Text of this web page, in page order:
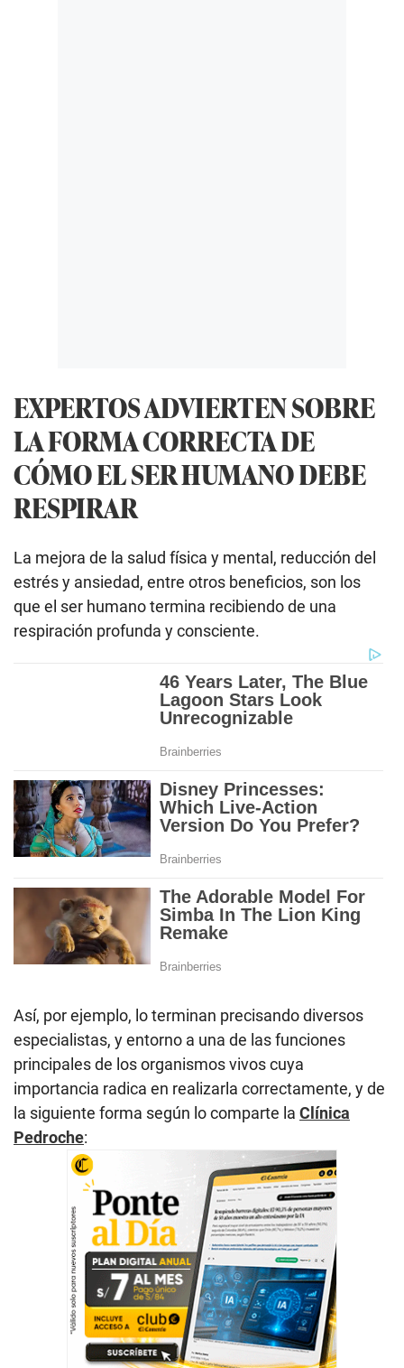
EXPERTOS ADVIERTEN SOBRE
LA FORMA CORRECTA DE
CÓMO EL SER HUMANO DEBE
RESPIRAR
La mejora de la salud física y mental, reducción del
estrés y ansiedad, entre otros beneficios, son los
que el ser humano termina recibiendo de una
respiración profunda y consciente.
Así, por ejemplo, lo terminan precisando diversos
especialistas, y entorno a una de las funciones
principales de los organismos vivos cuya
importancia radica en realizarla correctamente, y de
la siguiente forma según lo comparte la Clínica
Pedroche: